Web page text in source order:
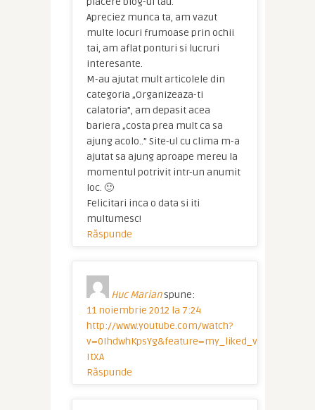
Apreciez munca ta, am vazut
multe locuri frumoase prin ochii
tai, am aflat ponturi si lucruri
interesante.
M-au ajutat mult articolele din
categoria „Organizeaza-ti
calatoria”, am depasit acea
bariera „costa prea mult ca sa
ajung acolo..” Site-ul cu clima m-a
ajutat sa ajung aproape mereu la
momentul potrivit intr-un anumit
loc. 🙂
Felicitari inca o data si iti
multumesc!
Răspunde
Huc Marian spune:
11 noiembrie 2012 la 7:24
http://www.youtube.com/watch?
ItXA
Răspunde